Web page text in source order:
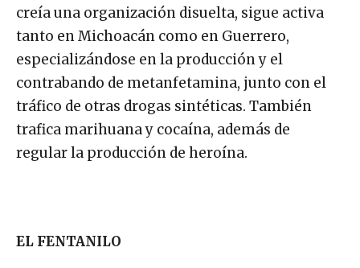
creía una organización disuelta, sigue activa
tanto en Michoacán como en Guerrero,
especializándose en la producción y el
contrabando de metanfetamina, junto con el
tráfico de otras drogas sintéticas. También
trafica marihuana y cocaína, además de
regular la producción de heroína.
EL FENTANILO